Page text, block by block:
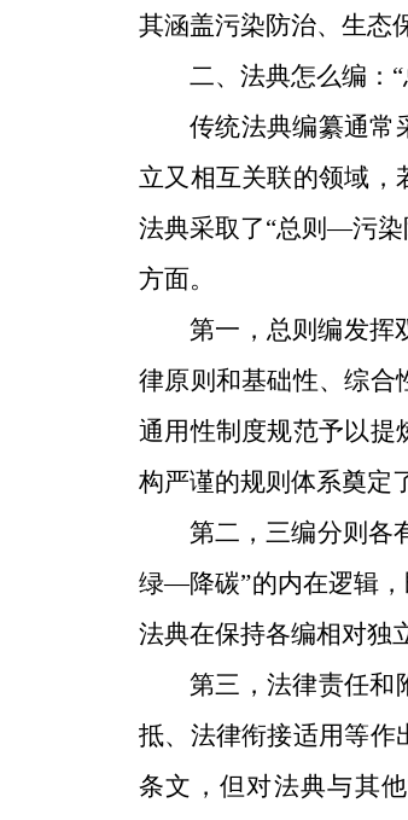
其涵盖污染防治、生态
二、法典怎么编：
传统法典编纂通常
立又相互关联的领域，
法典采取了“总则—污
方面。
第一，总则编发挥
律原则和基础性、综合
通用性制度规范予以提
构严谨的规则体系奠定
第二，三编分则各
绿—降碳”的内在逻辑
法典在保持各编相对独
第三，法律责任和
抵、法律衔接适用等作
条文，但对法典与其